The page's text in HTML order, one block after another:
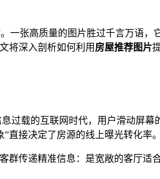
。一张高质量的图片胜过千言万语，
将深入剖析如何利用 房屋推荐图片
过载的互联网时代，用户滑动屏幕
直接决定了房源的线上曝光转化率。
群传递精准信息：是宽敞的客厅适